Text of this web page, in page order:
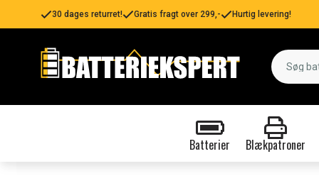
30 dages returret! Gratis fragt over 299,- Hurtig levering!
Batterier Blækpatroner